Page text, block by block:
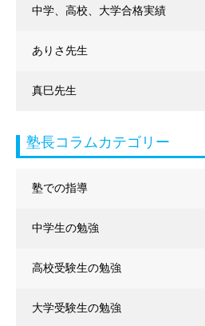
中学、高校、大学合格実績
ありさ先生
真巳先生
塾長コラムカテゴリー
塾での指導
中学生の勉強
高校受験生の勉強
大学受験生の勉強